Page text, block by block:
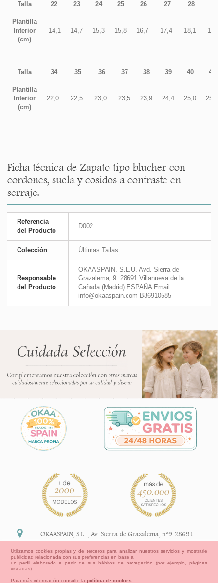
Talla 22 23 24 25 26 27 28
Plantilla
Interior
(cm)
14,1 14,7 15,3 15,8 16,7 17,4 18,1
Talla 34 35 36 37 38 39 40 41
Plantilla
Interior
(cm)
22,0 22,5 23,0 23,5 23,9 24,4 25,0 25,6
Ficha técnica de Zapato tipo blucher con
cordones, suela y cosidos a contraste en
serraje.
Referencia
del Producto
D002
Colección Últimas Tallas
Responsable
del Producto
OKAASPAIN, S.L.U. Avd. Sierra de
Grazalema, 9. 28691 Villanueva de la
Cañada (Madrid) ESPAÑA Email:
info@okaaspain.com B86910585
OKAASPAIN, S.L. ,Av. Sierra de Grazalema, nº9 28691
+34 91 113 89 09
Utilizamos cookies propias y de terceros para analizar nuestros servicios y mostrarle
publicidad relacionada con sus preferencias en base a
un perfil elaborado a partir de sus hábitos de navegación (por ejemplo, páginas
visitadas).
Para más información consulte lapolítica de cookies